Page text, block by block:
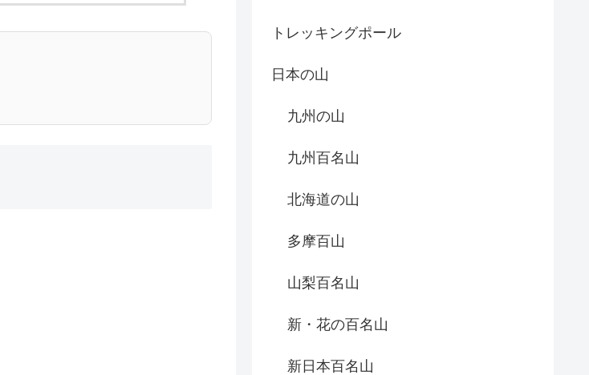
トレッキングポール
日本の山
九州の山
九州百名山
北海道の山
多摩百山
山梨百名山
新・花の百名山
新日本百名山